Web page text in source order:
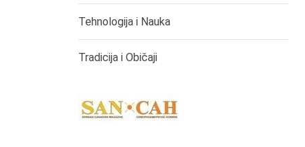
Tehnologija i Nauka
Tradicija i Običaji